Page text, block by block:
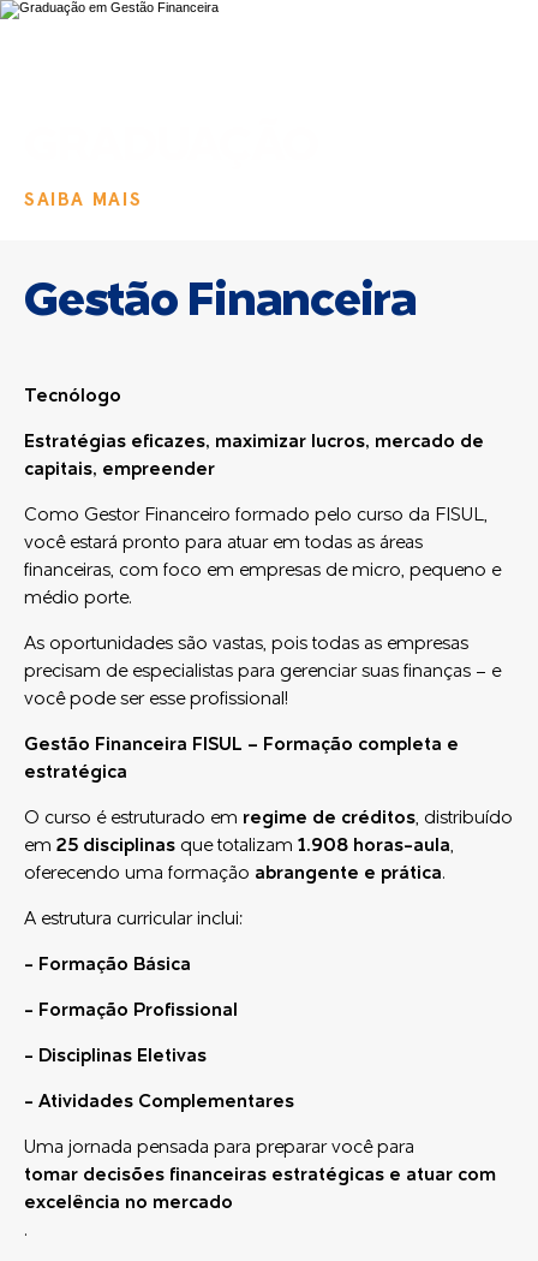
SAIBA MAIS
Gestão Financeira
Tecnólogo
Estratégias eficazes, maximizar lucros, mercado de
capitais, empreender
Como Gestor Financeiro formado pelo curso da FISUL,
você estará pronto para atuar em todas as áreas
financeiras, com foco em empresas de micro, pequeno e
médio porte.
As oportunidades são vastas, pois todas as empresas
precisam de especialistas para gerenciar suas finanças – e
você pode ser esse profissional!
Gestão Financeira FISUL – Formação completa e
estratégica
O curso é estruturado em regime de créditos, distribuído
em 25 disciplinas que totalizam 1.908 horas-aula,
oferecendo uma formação abrangente e prática.
A estrutura curricular inclui:
- Formação Básica
- Formação Profissional
- Disciplinas Eletivas
- Atividades Complementares
Uma jornada pensada para preparar você para
tomar decisões financeiras estratégicas e atuar com
excelência no mercado
.